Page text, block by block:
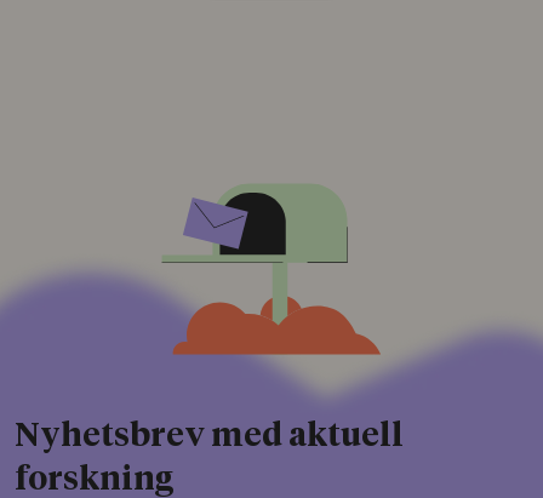
Nyhetsbrev med aktuell
forskning